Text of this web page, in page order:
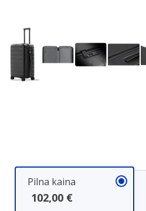
Pilna kaina
102,00 €